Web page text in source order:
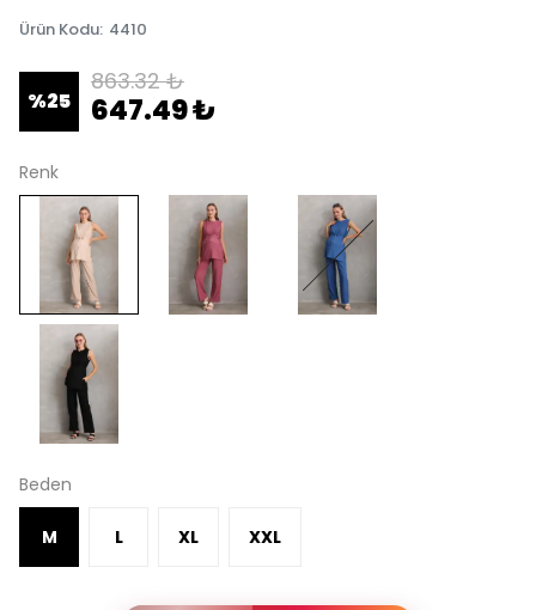
Ürün Kodu: 4410
%25
863.32 ₺
647.49 ₺
Renk
Beden
M L XL XXL